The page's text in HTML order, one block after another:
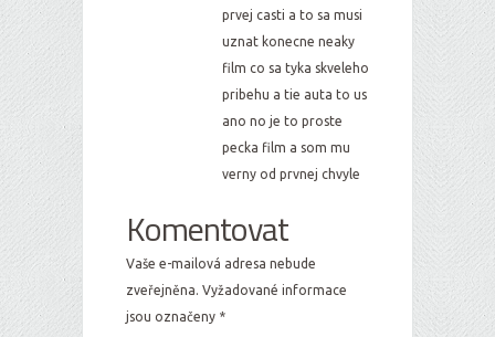
prvej casti a to sa musi
uznat konecne neaky
film co sa tyka skveleho
pribehu a tie auta to us
ano no je to proste
pecka film a som mu
verny od prvnej chvyle
Komentovat
Vaše e-mailová adresa nebude
zveřejněna. Vyžadované informace
jsou označeny *